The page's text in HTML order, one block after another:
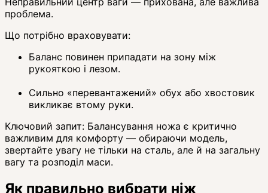
проблема.
Що потрібно враховувати:
Баланс повинен припадати на зону між
рукояткою і лезом.
Сильно «перевантажений» обух або хвостовик
викликає втому руки.
Ключовий запит: Балансування ножа є критично
важливим для комфорту — обираючи модель,
звертайте увагу не тільки на сталь, але й на загальну
вагу та розподіл маси.
Як правильно вибрати ніж